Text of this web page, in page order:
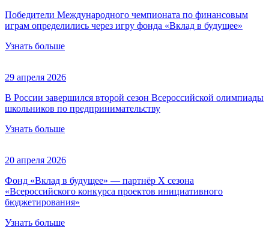
Победители Международного чемпионата по финансовым
играм определились через игру фонда «Вклад в будущее»
Узнать больше
29 апреля 2026
В России завершился второй сезон Всероссийской олимпиады
школьников по предпринимательству
Узнать больше
20 апреля 2026
Фонд «Вклад в будущее» — партнёр Х сезона
«Всероссийского конкурса проектов инициативного
бюджетирования»
Узнать больше